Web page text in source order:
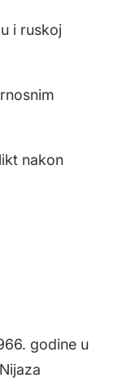
i ruskoj
nakon
godine u